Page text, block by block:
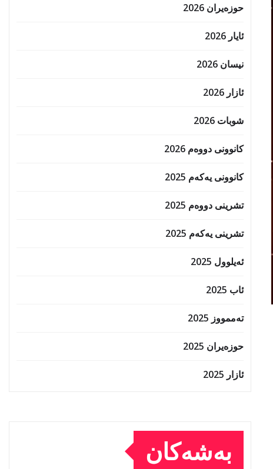
حوزه‌یران 2026
ئایار 2026
نیسان 2026
ئازار 2026
شوبات 2026
کانوونی دووەم 2026
کانوونی یەکەم 2025
تشرینی دووەم 2025
تشرینی یەکەم 2025
ئەیلوول 2025
ئاب 2025
تەممووز 2025
حوزه‌یران 2025
ئازار 2025
بەشەکان